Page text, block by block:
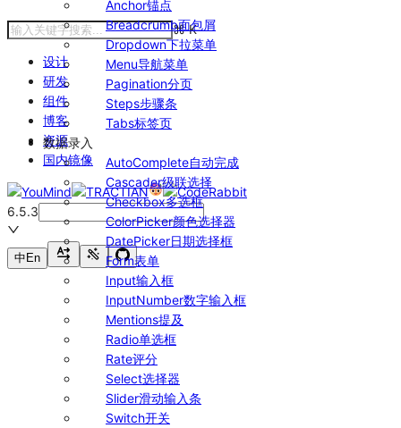
⌘K
设计
研发
组件
博客
资源
国内镜像
6.5.3
中En
Anchor锚点
Breadcrumb面包屑
Dropdown下拉菜单
Menu导航菜单
Pagination分页
Steps步骤条
Tabs标签页
数据录入
AutoComplete自动完成
Cascader级联选择
Checkbox多选框
ColorPicker颜色选择器
DatePicker日期选择框
Form表单
Input输入框
InputNumber数字输入框
Mentions提及
Radio单选框
Rate评分
Select选择器
Slider滑动输入条
Switch开关